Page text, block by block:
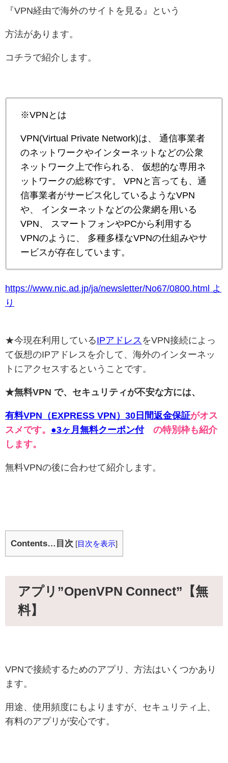
『VPN経由で海外のサイトを見る』という
方法があります。
コチラで紹介します。
※VPNとは
VPN(Virtual Private Network)は、 通信事業者
のネットワークやインターネットなどの公衆
ネットワーク上で作られる、 仮想的な専用ネ
ットワークの総称です。 VPNと言っても、通
信事業者がサービス化しているようなVPN
や、 インターネットなどの公衆網を用いる
VPN、 スマートフォンやPCから利用する
VPNのように、 多種多様なVPNの仕組みやサ
ービスが存在しています。
https://www.nic.ad.jp/ja/newsletter/No67/0800.html よ
り
★今現在利用しているIPアドレス をVPN接続によっ
て仮想のIPアドレスを介して、海外のインターネッ
トにアクセスするということです。
★無料VPN で、セキュリティが不安な方には、
有料VPN（EXPRESS VPN）30日間返金保証がオス
スメです。 ●3ヶ月無料クーポン付の特別枠も紹介
します。
無料VPNの後に合わせて紹介します。
Contents…目次 [ 目次を表示]
アプリ”OpenVPN Connect”【無
料】
VPNで接続するためのアプリ、方法はいくつかあり
ます。
用途、使用頻度にもよりますが、セキュリティ上、
有料のアプリが安心です。